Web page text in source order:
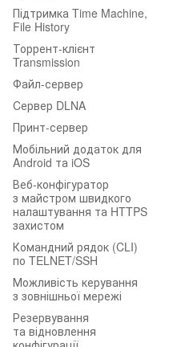
Підтримка Time Machine,
File History
Торрент-клієнт
Transmission
Файл-сервер
Cервер DLNA
Принт-сервер
Мобільний додаток для
Android та iOS
Веб-конфігуратор
з майстром швидкого
налаштування та HTTPS
захистом
Командний рядок (CLI)
по TELNET/SSH
Можливість керування
з зовнішньої мережі
Резервування
та відновлення